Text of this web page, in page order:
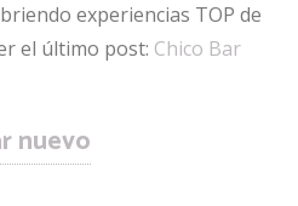
experiencias TOP de
el último post: Chico Bar
nuevo